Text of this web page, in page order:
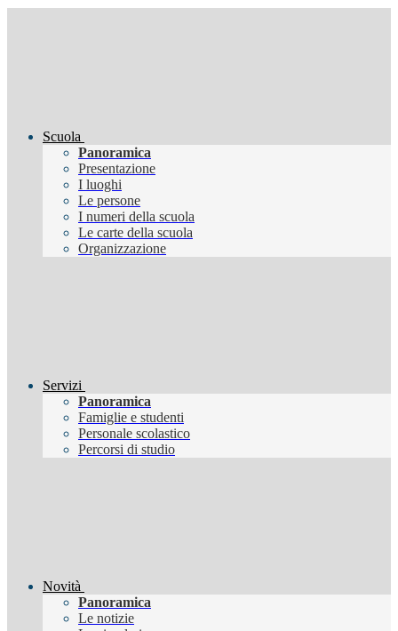
Scuola
Panoramica
Presentazione
I luoghi
Le persone
I numeri della scuola
Le carte della scuola
Organizzazione
Servizi
Panoramica
Famiglie e studenti
Personale scolastico
Percorsi di studio
Novità
Panoramica
Le notizie